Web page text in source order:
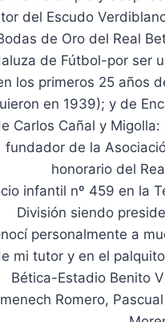
del Escudo
de Oro del Real
de Fútbol-por ser
los primeros 25 años
en 1939); y de
Carlos Cañal y
fundador de la
honorario del
infantil nº 459 en la
División siendo
personalmente a
mi tutor y en el
Bética-Estadio Benito
Romero,